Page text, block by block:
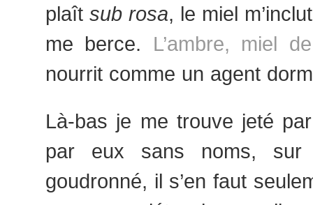
plaît sub rosa, le miel
me berce. L’ambre, miel
nourrit comme un agent
Là-bas je me trouve jeté
par eux sans noms,
goudronné, il s’en faut